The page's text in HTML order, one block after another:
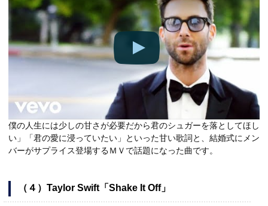
僕の人生には少しの甘さが必要だから君のシュガーを落としてほし
い」「君の愛に浸っていたい」といった甘い歌詞と、結婚式にメン
バーがサプライス登場するＭＶで話題になった曲です。
（４）Taylor Swift「Shake It Off」